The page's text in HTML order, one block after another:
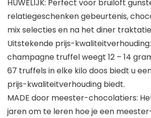
HUWELIJK: Perfect voor bruiloft
relatiegeschenken gebeurtenis,
mix selecties en na het diner
Uitstekende prijs-
champagne truffel weegt 12 – 14
67 truffels in elke kilo doos biedt u
prijs-kwaliteitverhouding biedt.
MADE door meester-chocolatiers:
jaren om te leren hoe je een